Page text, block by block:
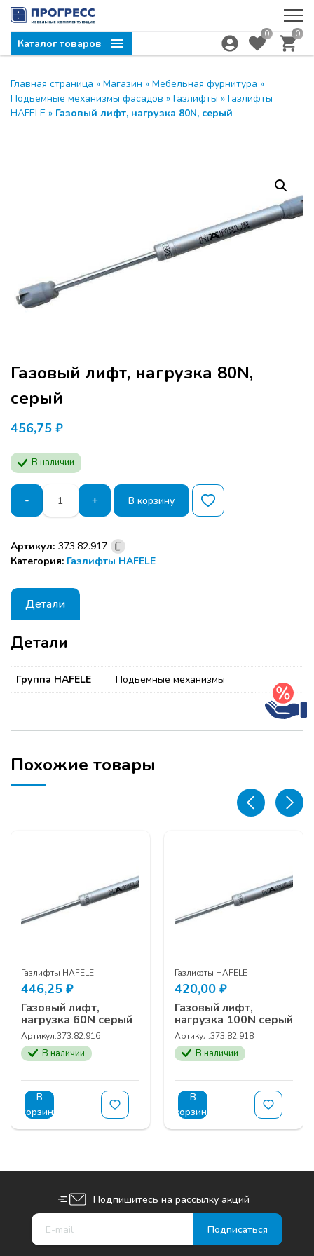
Каталог товаров
0 0
Главная страница » Магазин » Мебельная фурнитура »
Подъемные механизмы фасадов » Газлифты » Газлифты
HAFELE » Газовый лифт, нагрузка 80N, серый
Газовый лифт, нагрузка 80N,
серый
456,75 ₽
В наличии
-
Количество
товара
Газовый
нагрузка
80N,
+ В корзину
Артикул: 373.82.917
Категория: Газлифты HAFELE
Детали
Детали
Группа HAFELE Подъемные механизмы
Похожие товары
Газлифты HAFELE
446,25 ₽
Газовый лифт,
нагрузка 60N серый
Артикул:373.82.916
В наличии
В
корзину
Газлифты HAFELE
420,00 ₽
Газовый лифт,
нагрузка 100N серый
Артикул:373.82.918
В наличии
В
корзину
Подпишитесь на рассылку акций